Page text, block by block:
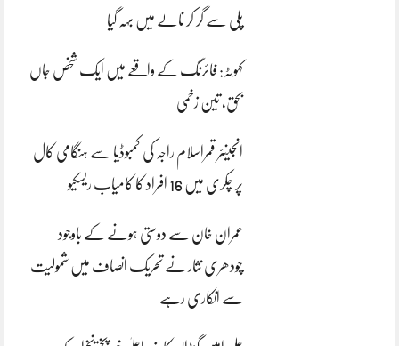
پلی سے گر کر نالے میں بہہ گیا
کہوٹہ: فائرنگ کے واقعے میں ایک شخص جاں
بحق، تین زخمی
انجینئر قمراسلام راجہ کی کمبوڈیا سے ہنگامی کال
پر چکری میں 16 افراد کا کامیاب ریسکیو
عمران خان سے دوستی ہونے کے باوجود
چودھری نثار نے تحریک انصاف میں شمولیت
سے انکاری رہے